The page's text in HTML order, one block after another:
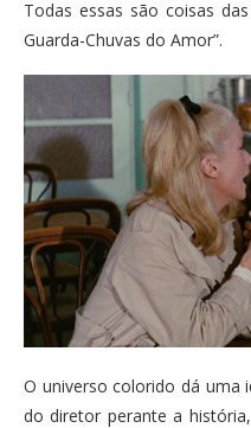
Todas essas são coisas
Guarda-Chuvas do Amor”.
O universo colorido dá uma
do diretor perante a